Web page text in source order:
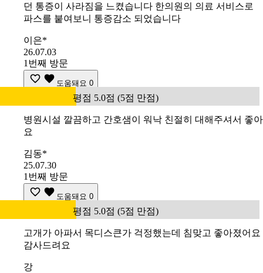
던 통증이 사라짐을 느켰습니다 한의원의 의료 서비스로
파스를 붙여보니 통증감소 되었습니다
이은*
26.07.03
1번째 방문
도움돼요 0
평점 5.0점 (5점 만점)
병원시설 깔끔하고 간호샘이 워낙 친절히 대해주셔서 좋아
요
김동*
25.07.30
1번째 방문
도움돼요 0
평점 5.0점 (5점 만점)
고개가 아파서 목디스큰가 걱정했는데 침맞고 좋아졌어요
감사드려요
강